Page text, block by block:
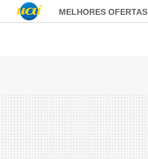
MELHORES OFERTAS